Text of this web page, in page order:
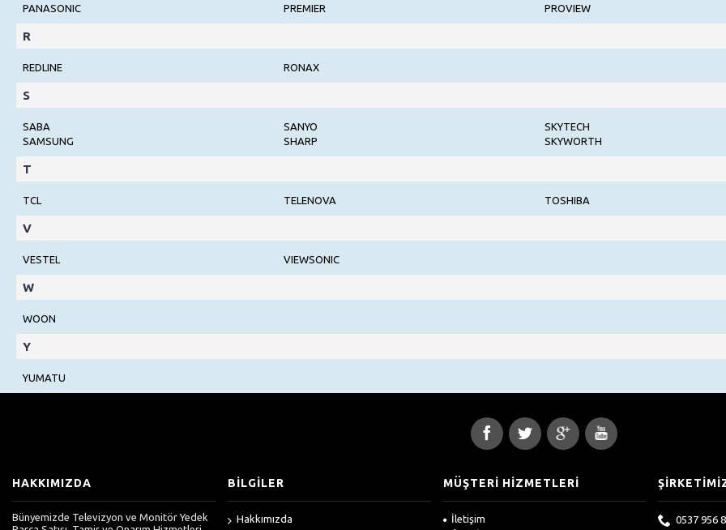
PANASONIC
PREMIER
PROVIEW
R
REDLINE RONAX
S
SABA
SAMSUNG
SANYO
SHARP
SKYTECH
SKYWORTH
T
TCL TELENOVA TOSHIBA
V
VESTEL VIEWSONIC
W
WOON
Y
YUMATU
HAKKIMIZDA
Bünyemizde Televizyon ve Monitör Yedek
BİLGİLER
Hakkımızda
MÜŞTERİ HİZMETLERİ
İletişim
0537 956